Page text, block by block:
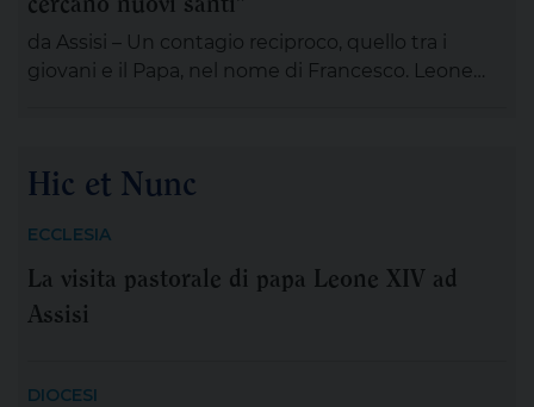
da Assisi – Un contagio reciproco, quello tra i
giovani e il Papa, nel nome di Francesco. Leone
“popolo giovane” proveniente dal nostro
credenti, tra […]
Hic et Nunc
ECCLESIA
La visita pastorale di papa Leone XIV ad
Assisi
DIOCESI